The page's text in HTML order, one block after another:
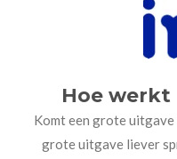
Hoe werkt
Komt een grote
grote uitgave liever